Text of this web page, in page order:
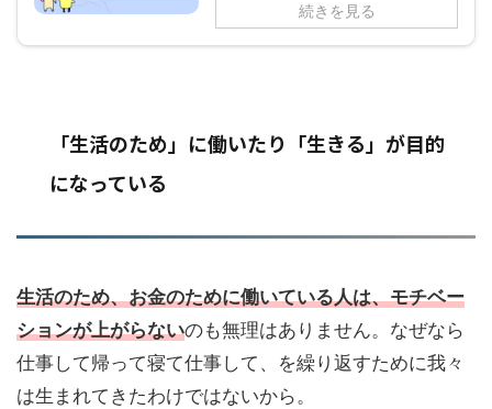
続きを見る
「生活のため」に働いたり「生きる」が目的
になっている
生活のため、お金のために働いている人は、モチベー
ションが上がらないのも無理はありません。なぜなら
仕事して帰って寝て仕事して、を繰り返すために我々
は生まれてきたわけではないから。